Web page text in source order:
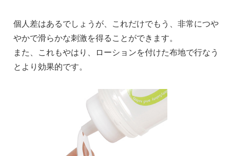
個人差はあるでしょうが、これだけでもう、非常につや
やかで滑らかな刺激を得ることができます。
また、これもやはり、ローションを付けた布地で行なう
とより効果的です。